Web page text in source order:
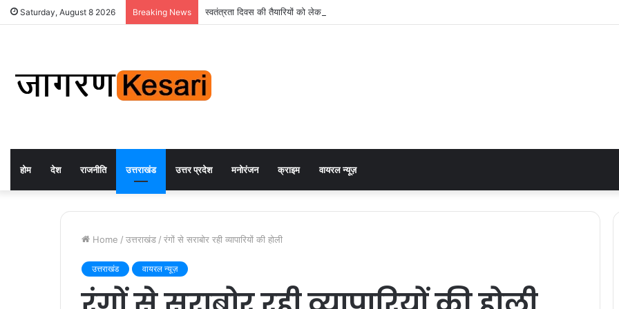
Saturday, August 8 2026 Breaking News स्वतंत्रता दिवस की तैयारियों को लेकर डीएम डॉ0 आशीष चौहान ने की समीक्षा बैठक
होम देश राजनीति उत्तराखंड उत्तर प्रदेश मनोरंजन क्राइम वायरल न्यूज़
Home / उत्तराखंड / रंगों से सराबोर रही व्यापारियों की होली
उत्तराखंड वायरल न्यूज़